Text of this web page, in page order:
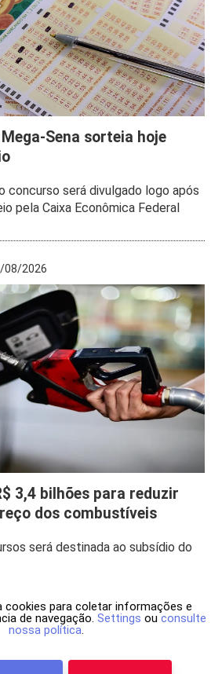
Sena sorteia hoje
concurso será divulgado logo após
pela Caixa Econômica Federal
08/2026
3,4 bilhões para reduzir
dos combustíveis
será destinada ao subsídio do
cookies para coletar informações e
de navegação. Settings ou consulte
nossa política.